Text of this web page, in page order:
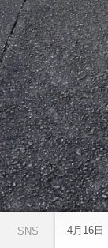
SNS 4月16日